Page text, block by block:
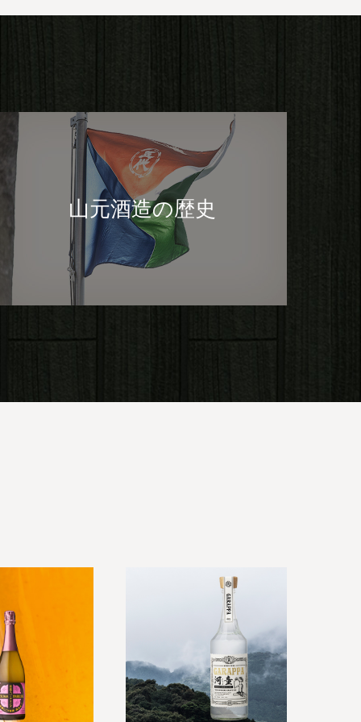
山元酒造の歴史